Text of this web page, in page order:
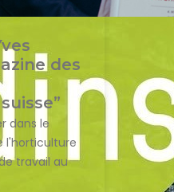
des
dans le
l'horticulture
travail au